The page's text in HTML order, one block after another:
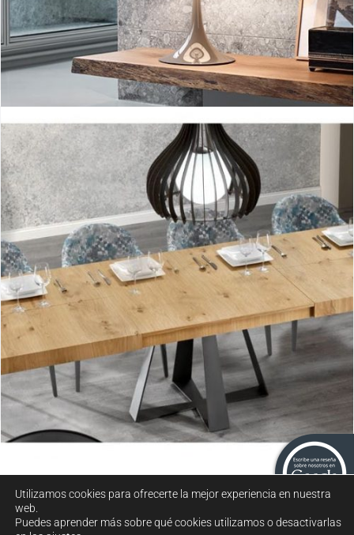
Spun light
Cross
Utilizamos cookies para ofrecerte la mejor experiencia en nuestra
web.
Puedes aprender más sobre qué cookies utilizamos o desactivarlas